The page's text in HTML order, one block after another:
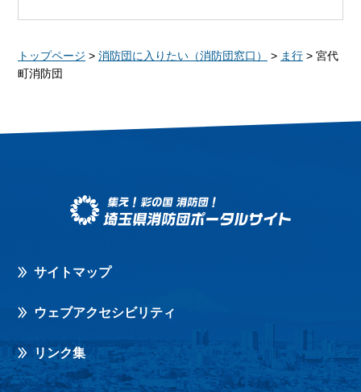
トップページ > 消防団に入りたい（消防団窓口） > ま行 > 宮代
町消防団
サイトマップ
ウェブアクセシビリティ
リンク集